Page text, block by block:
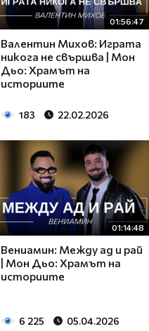
01:56:47
Валентин Михов: Играта
никога не свършва | Мон
Дьо: Храмът на
историите
183 22.02.2026
01:14:48
Вениамин: Между ад и рай
| Мон Дьо: Храмът на
историите
6 225 05.04.2026